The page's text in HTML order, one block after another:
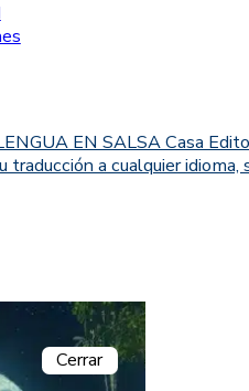
EN SALSA Casa
traducción a cualquier
Cerrar